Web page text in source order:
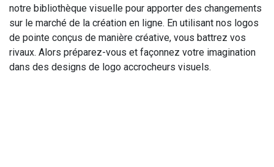
notre bibliothèque visuelle pour apporter des changements
sur le marché de la création en ligne. En utilisant nos logos
de pointe conçus de manière créative, vous battrez vos
rivaux. Alors préparez-vous et façonnez votre imagination
dans des designs de logo accrocheurs visuels.